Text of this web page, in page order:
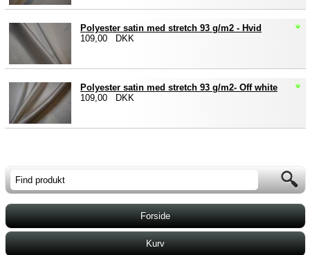
Polyester satin med stretch 93 g/m2 - Hvid
109,00 DKK
Polyester satin med stretch 93 g/m2- Off white
109,00 DKK
Forside
Kurv